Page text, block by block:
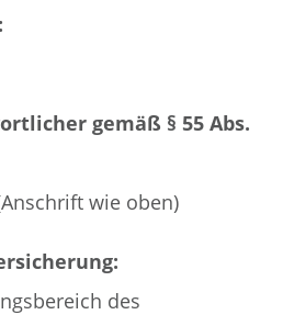
gemäß § 55 Abs.
wie oben)
des